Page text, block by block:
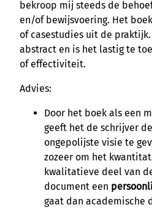
bekroop mij steeds de
en/of bewijsvoering. Het
of casestudies uit de
abstract en is het lastig te
of effectiviteit.
Advies:
Door het boek als een
geeft het de schrijver
ongepolijste visie te
zozeer om het
kwalitatieve deel van
document een
gaat dan academische